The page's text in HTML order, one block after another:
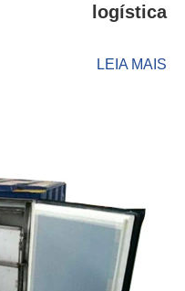
logística
LEIA MAIS